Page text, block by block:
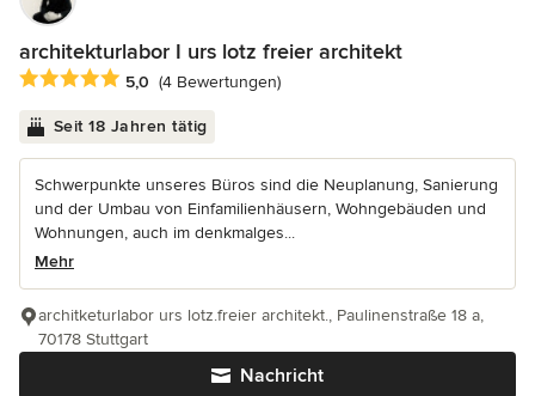
architekturlabor I urs lotz freier architekt
Durchschnittliche Bewertung: 5 von 5 Sternen
5,0 (4 Bewertungen)
Seit 18 Jahren tätig
Schwerpunkte unseres Büros sind die Neuplanung, Sanierung
und der Umbau von Einfamilienhäusern, Wohngebäuden und
Wohnungen, auch im denkmalges...
Mehr
Nachricht
architketurlabor urs lotz.freier architekt., Paulinenstraße 18 a,
70178 Stuttgart